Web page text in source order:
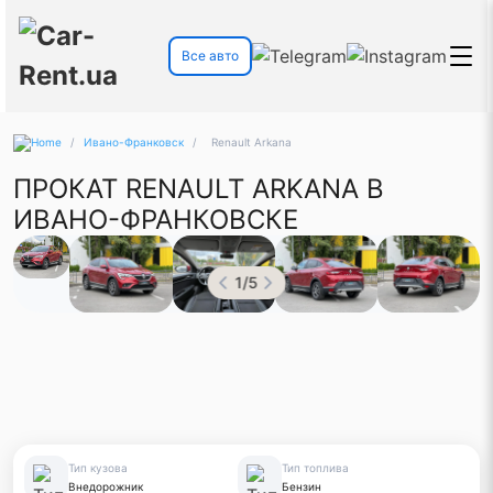
Все авто
/ Ивано-Франковск / Renault Arkana
ПРОКАТ RENAULT ARKANA В
ИВАНО-ФРАНКОВСКЕ
1/5
Тип кузова
Внедорожник
Тип топлива
Бензин